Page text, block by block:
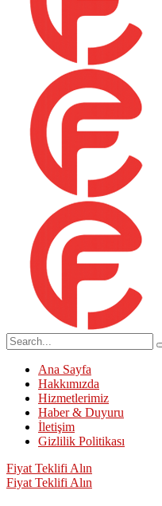
Ana Sayfa
Hakkımızda
Hizmetlerimiz
Haber & Duyuru
İletişim
Gizlilik Politikası
Fiyat Teklifi Alın
Fiyat Teklifi Alın